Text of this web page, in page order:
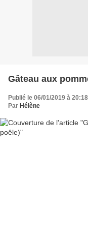
Gâteau aux
Publié le 06/01/2019 à 20:18
Par Hélène